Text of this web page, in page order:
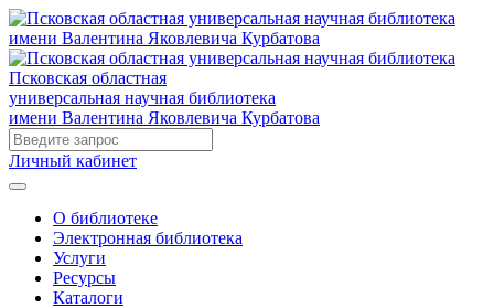
Псковская областная
универсальная научная библиотека
имени Валентина Яковлевича Курбатова
Личный кабинет
О библиотеке
Электронная библиотека
Услуги
Ресурсы
Каталоги